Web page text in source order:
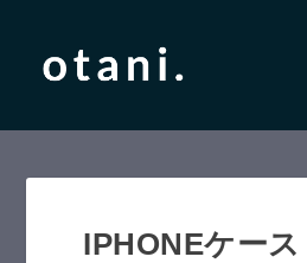
IPHONEケー